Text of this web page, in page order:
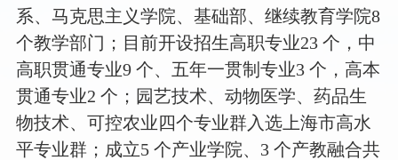
系、马克思主义学院、基础部、继续教育学院8
个教学部门；目前开设招生高职专业23 个，中
高职贯通专业9 个、五年一贯制专业3 个，高本
贯通专业2 个；园艺技术、动物医学、药品生
物技术、可控农业四个专业群入选上海市高水
平专业群；成立5 个产业学院、3 个产教融合共